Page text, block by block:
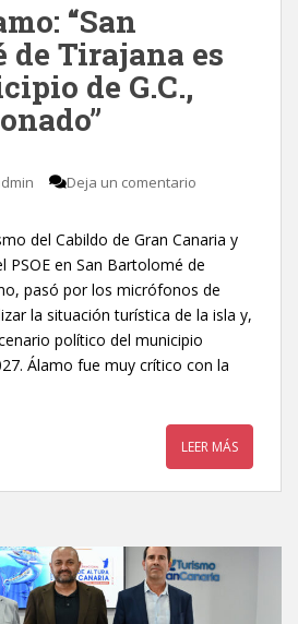
“San
de Tirajana es
de G.C.,
Deja un comentario
del Cabildo de Gran Canaria y
PSOE en San Bartolomé de
pasó por los micrófonos de
la situación turística de la isla y,
político del municipio
Álamo fue muy crítico con la
LEER MÁS